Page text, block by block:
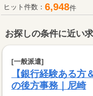
ヒット件数： 6,948件
お探しの条件に近い
[一般派遣]
【銀行経験ある方
の後方事務｜尼崎